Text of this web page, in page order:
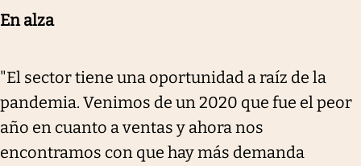
En alza
"El sector tiene una oportunidad a raíz de la
pandemia. Venimos de un 2020 que fue el peor
año en cuanto a ventas y ahora nos
encontramos con que hay más demanda